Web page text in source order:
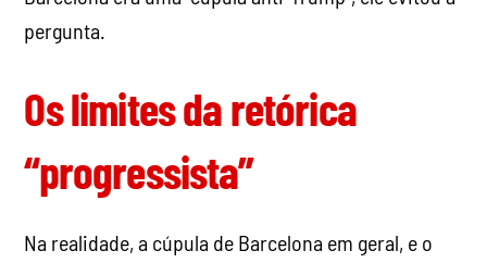
pergunta.
Os limites da retórica
“progressista”
Na realidade, a cúpula de Barcelona em geral, e o